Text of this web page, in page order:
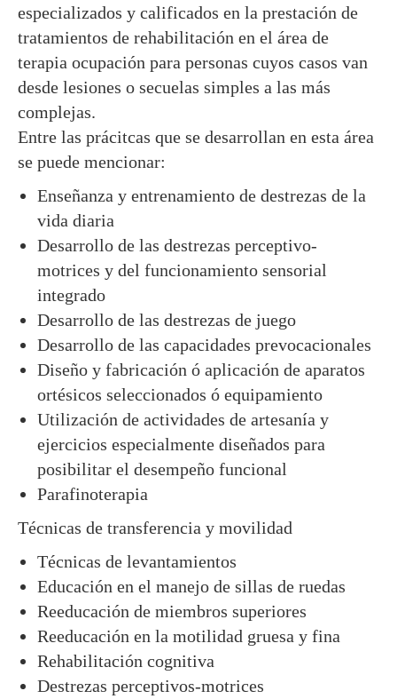
especializados y calificados en la prestación de
tratamientos de rehabilitación en el área de
terapia ocupación para personas cuyos casos van
desde lesiones o secuelas simples a las más
complejas.
Entre las prácitcas que se desarrollan en esta área
se puede mencionar:
Enseñanza y entrenamiento de destrezas de la
vida diaria
Desarrollo de las destrezas perceptivo-
motrices y del funcionamiento sensorial
integrado
Desarrollo de las destrezas de juego
Desarrollo de las capacidades prevocacionales
Diseño y fabricación ó aplicación de aparatos
ortésicos seleccionados ó equipamiento
Utilización de actividades de artesanía y
ejercicios especialmente diseñados para
posibilitar el desempeño funcional
Parafinoterapia
Técnicas de transferencia y movilidad
Técnicas de levantamientos
Educación en el manejo de sillas de ruedas
Reeducación de miembros superiores
Reeducación en la motilidad gruesa y fina
Rehabilitación cognitiva
Destrezas perceptivos-motrices